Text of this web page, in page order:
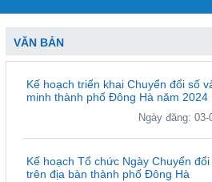
VĂN BẢN
Kế hoạch triển khai Chuyển đổi số
minh thành phố Đông Hà năm 2024
Ngày đăng: 03-
Kế hoạch Tổ chức Ngày Chuyển
trên địa bàn thành phố Đông Hà